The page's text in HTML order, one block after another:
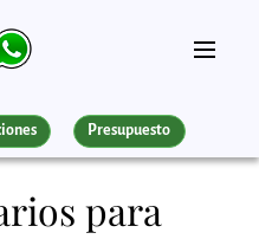
Presupuesto
para